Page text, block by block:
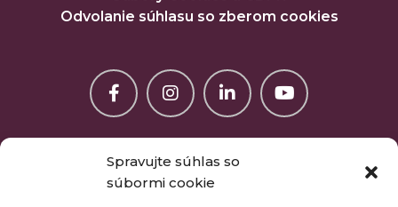
Spravujte súhlas so
súbormi cookie
Odvolanie súhlasu so zberom cookies